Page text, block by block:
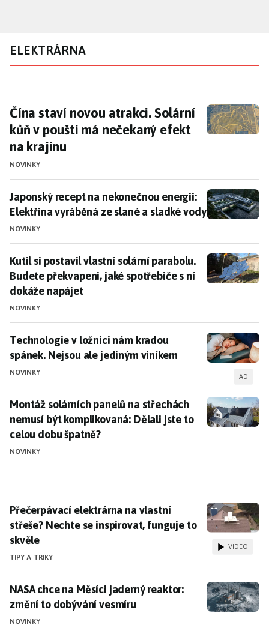
obsahu
ELEKTRÁRNA
Čína staví novou atrakci. Solární kůň v
Čína staví novou atrakci. Solární
kůň v poušti má nečekaný efekt
na krajinu
NOVINKY
Japonský recept na nekonečnou energii: Elektřina
Japonský recept na nekonečnou energii:
Elektřina vyráběná ze slané a sladké vody
NOVINKY
Kutil si postavil vlastní solární parabolu. Budete
Kutil si postavil vlastní solární parabolu.
Budete překvapeni, jaké spotřebiče s ní
dokáže napájet
NOVINKY
Technologie v ložnici nám kradou spánek. Nejsou
Technologie v ložnici nám kradou
spánek. Nejsou ale jediným viníkem
NOVINKY AD
Montáž solárních panelů na střechách nemusí být
Montáž solárních panelů na střechách
nemusí být komplikovaná: Dělali jste to
celou dobu špatně?
NOVINKY
Přečerpávací elektrárna na vlastní střeše? Nechte
Přečerpávací elektrárna na vlastní
střeše? Nechte se inspirovat, funguje to
skvěle
TIPY A TRIKY
VIDEO
NASA chce na Měsíci jaderný reaktor: změní to
NASA chce na Měsíci jaderný reaktor:
změní to dobývání vesmíru
NOVINKY